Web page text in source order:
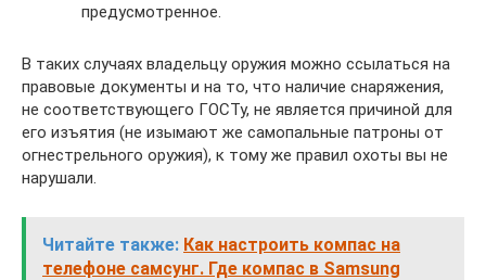
предусмотренное.
В таких случаях владельцу оружия можно ссылаться на
правовые документы и на то, что наличие снаряжения,
не соответствующего ГОСТу, не является причиной для
его изъятия (не изымают же самопальные патроны от
огнестрельного оружия), к тому же правил охоты вы не
нарушали.
Читайте также: Как настроить компас на
телефоне самсунг. Где компас в Samsung